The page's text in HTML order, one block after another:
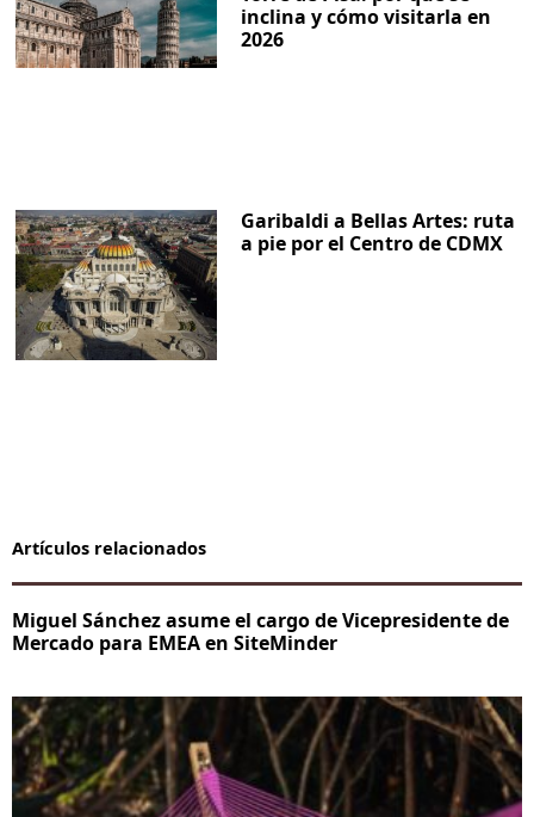
inclina y cómo visitarla en
2026
Garibaldi a Bellas Artes: ruta
a pie por el Centro de CDMX
Artículos relacionados
Miguel Sánchez asume el cargo de Vicepresidente de
Mercado para EMEA en SiteMinder